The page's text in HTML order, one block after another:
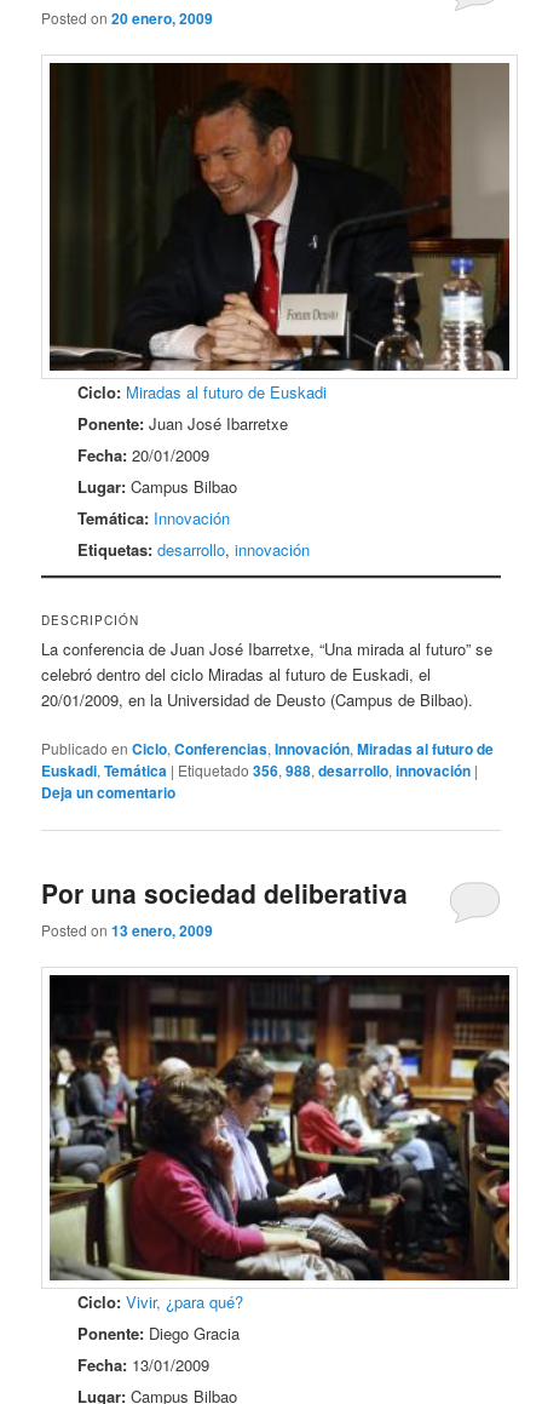
Posted on20 enero, 2009
Ciclo: Miradas al futuro de Euskadi
Ponente: Juan José Ibarretxe
Fecha: 20/01/2009
Lugar: Campus Bilbao
Temática: Innovación
Etiquetas: desarrollo,innovación
DESCRIPCIÓN
La conferencia de Juan José Ibarretxe, “Una mirada al futuro” se
celebró dentro del ciclo Miradas al futuro de Euskadi, el
20/01/2009, en la Universidad de Deusto (Campus de Bilbao).
Publicado en Ciclo,Conferencias,Innovación,Miradas al futuro de
Euskadi,Temática | Etiquetado 356,988,desarrollo,innovación |
Deja un comentario
Por una sociedad deliberativa
Posted on13 enero, 2009
Ciclo: Vivir, ¿para qué?
Ponente: Diego Gracia
Fecha: 13/01/2009
Lugar: Campus Bilbao